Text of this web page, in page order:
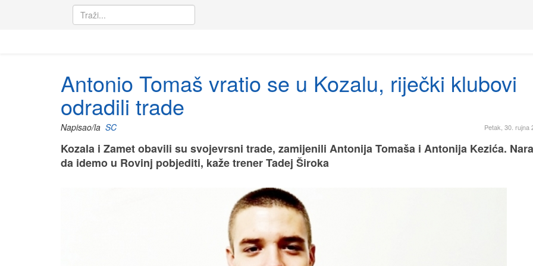
Antonio Tomaš vratio se u Kozalu, riječki klubovi
odradili trade
Petak, 30. rujna
Napisao/la SC
Kozala i Zamet obavili su svojevrsni trade, zamijenili Antonija Tomaša i Antonija Kezića.
da idemo u Rovinj pobjediti, kaže trener Tadej Široka